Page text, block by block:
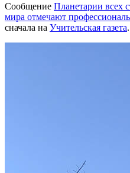
Сообщение Планетарии всех
мира отмечают
сначала на Учительская газета.